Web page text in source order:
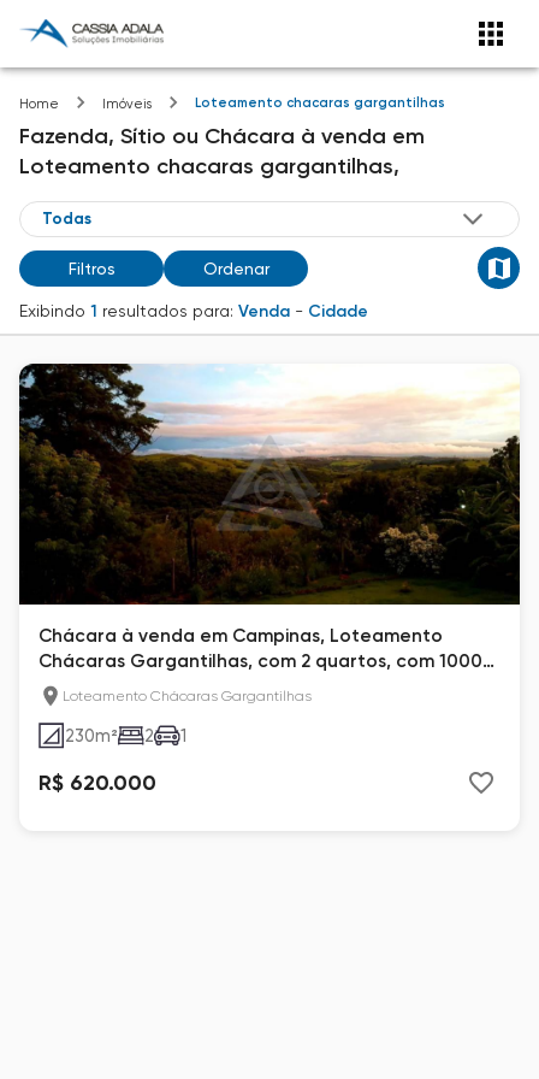
Home Imóveis Loteamento chacaras gargantilhas
Fazenda, Sítio ou Chácara à venda em
Loteamento chacaras gargantilhas,
Filtros Ordenar
Exibindo 1 resultados para: Venda - Cidade
Chácara à venda em Campinas, Loteamento
Chácaras Gargantilhas, com 2 quartos, com 1000
m² Loteamento Chácaras Gargantilhas
230m² 2 1
R$ 620.000